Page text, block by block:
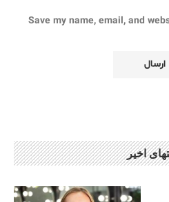
Save my name, email, and
اخیر